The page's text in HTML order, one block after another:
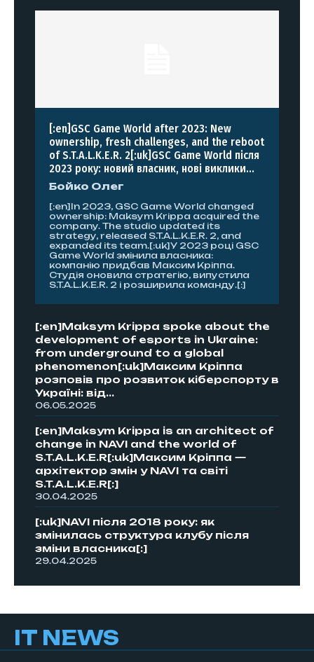
[:en]GSC Game World after 2023: New
ownership, fresh challenges, and the reboot
of S.T.A.L.K.E.R. 2[:uk]GSC Game World після
2023 року: новий власник, нові виклики...
Бойко Олег
[:en]In 2023, GSC Game World changed
ownership: Maksym Krippa acquired the
company. The studio updated its
strategy, released S.T.A.L.K.E.R. 2, and
expanded its team.[:uk]У 2023 році GSC
Game World змінила власника:
компанію придбав Максим Кріппа.
Студія оновила стратегію, випустила
S.T.A.L.K.E.R. 2 і розширила команду.[:]
[:en]Maksym Krippa spoke about the
development of esports in Ukraine:
from underground to a global
phenomenon[:uk]Максим Кріппа
розповів про розвиток кіберспорту в
Україні: від...
06.05.2025
[:en]Maksym Krippa is an architect of
change in NAVI and the world of
S.T.A.L.K.E.R[:uk]Максим Кріппа —
архітектор змін у NAVI та світі
S.T.A.L.K.E.R[:]
30.04.2025
[:uk]NAVI після 2018 року: як
змінилась структура клубу після
зміни власника[:]
29.04.2025
IT NEWS